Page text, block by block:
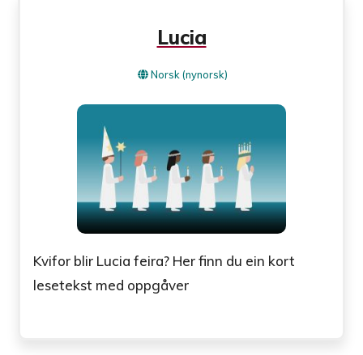
Lucia
Norsk (nynorsk)
Kvifor blir Lucia feira? Her finn du ein kort
lesetekst med oppgåver